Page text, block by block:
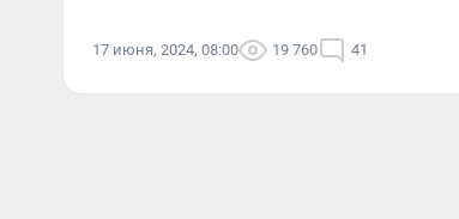
17 июня, 2024, 08:00 19 760 41